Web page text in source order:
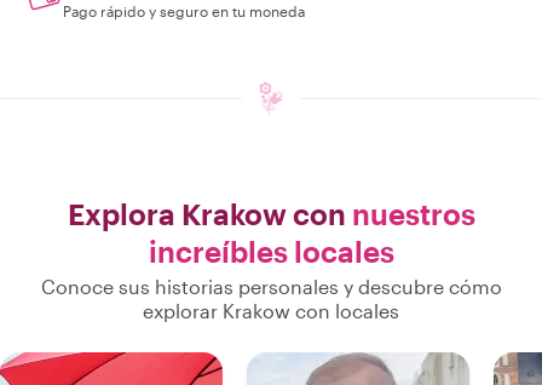
Pago rápido y seguro en tu moneda
Explora Krakow con nuestros
increíbles locales
Conoce sus historias personales y descubre cómo
explorar Krakow con locales